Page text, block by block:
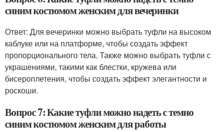
синим костюмом женским для вечеринки
Ответ: Для вечеринки можно выбрать туфли на высоком
каблуке или на платформе, чтобы создать эффект
пропорционального тела. Также можно выбрать туфли с
украшениями, такими как блестки, кружева или
бисероплетения, чтобы создать эффект элегантности и
роскоши.
Вопрос 7: Какие туфли можно надеть с темно
синим костюмом женским для работы